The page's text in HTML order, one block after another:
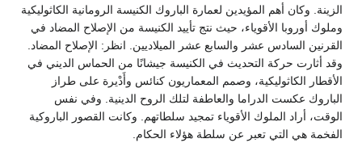
الزينة. وكان أهم المؤيدين لعمارة الباروك الكنيسة الرومانية الكاثوليكية
وملوك أوروبا الأقوياء، حيث نتج تأييد الكنيسة من الإصلاح المضاد في
القرنين السادس عشر والسابع عشر الميلاديين. انظر: الإصلاح المضاد.
وقد أثارت حركة التحديث في الكنيسة جيشانًا من الحماس الديني في
الأقطار الكاثوليكية، وصمم المعماريون كنائس وأَدْيرة على طراز
الباروك عكست الدراما والعاطفة لتلك الروح الدينية. وفي نفس
الوقت، أراد الملوك الأقوياء تمجيد سلطاتهم. وكانت القصور الباروكية
الفخمة هي التي تعبر عن سلطة هؤلاء الحكام.